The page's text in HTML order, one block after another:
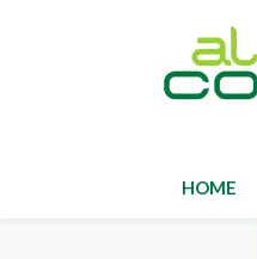
HOME